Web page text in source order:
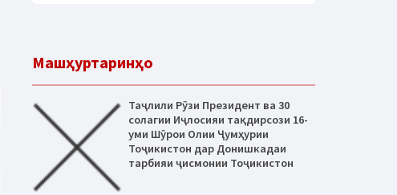
Машҳуртаринҳо
Таҷлили Рӯзи Президент ва 30
солагии Иҷлосияи тақдирсози 16-
уми Шӯрои Олии Ҷумҳурии
Тоҷикистон дар Донишкадаи
тарбияи ҷисмонии Тоҷикистон